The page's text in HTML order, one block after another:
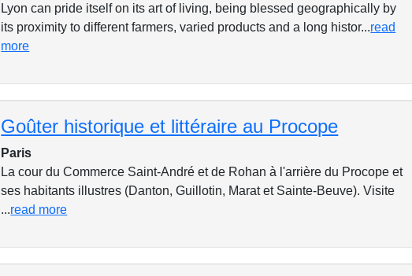
Lyon can pride itself on its art of living, being blessed geographically by
its proximity to different farmers, varied products and a long histor...read
more
Goûter historique et littéraire au Procope
Paris
La cour du Commerce Saint-André et de Rohan à l'arrière du Procope et
ses habitants illustres (Danton, Guillotin, Marat et Sainte-Beuve). Visite
...read more